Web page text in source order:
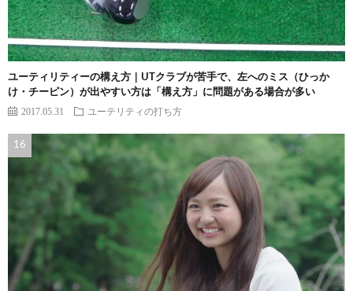
ユーティリティーの構え方｜UTクラブが苦手で、左へのミス（ひっか
け・チーピン）が出やすい方は「構え方」に問題がある場合が多い
2017.05.31 ユーテリティの打ち方